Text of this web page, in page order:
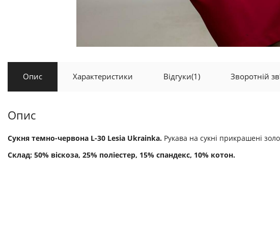
Опис Характеристики Відгуки(1) Зворотній
Опис
Сукня темно-червона L-30 Lesia Ukrainka. Рукава на сукні прикрашені
Склад: 50% віскоза, 25% поліестер, 15% спандекс, 10% котон.